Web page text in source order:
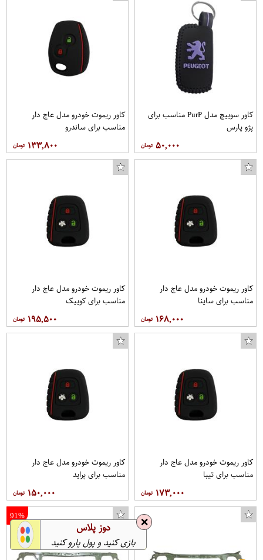
کاور سوییچ مدل PurP مناسب برای
پژو پارس
۵۰,۰۰۰
کاور ریموت خودرو مدل عاج دار
مناسب برای ساندرو
۱۳۳,۸۰۰
کاور ریموت خودرو مدل عاج دار
مناسب برای ساینا
۱۶۸,۰۰۰
کاور ریموت خودرو مدل عاج دار
مناسب برای کوییک
۱۹۵,۵۰۰
کاور ریموت خودرو مدل عاج دار
مناسب برای تیبا
۱۷۳,۰۰۰
کاور ریموت خودرو مدل عاج دار
مناسب برای پراید
۱۵۰,۰۰۰
91% ❌ دوز پلاس
بازی کنید و پول پارو کنید